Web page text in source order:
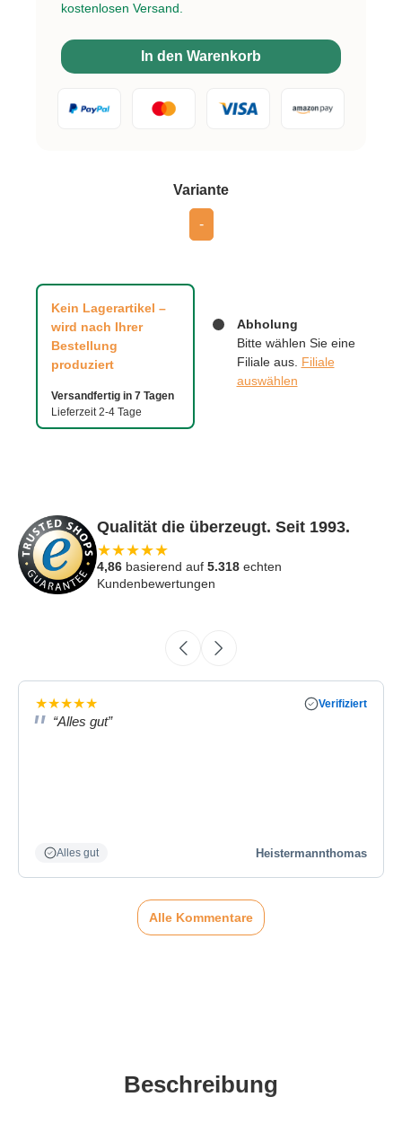
Kein Lagerartikel –
wird nach Ihrer
Bestellung
produziert
Versandfertig in 7 Tagen
Lieferzeit 2-4 Tage
Abholung
Bitte wählen Sie eine
Filiale aus. Filiale
auswählen
Varianteauswählen
-
kostenlosen Versand.
In den Warenkorb
Qualität die überzeugt. Seit 1993.
★★★★★
4,86 basierend auf 5.318 echten
Kundenbewertungen
★★★★★ Verifiziert
“Alles gut”
Alles gut Heistermannthomas
Alle Kommentare
Beschreibung